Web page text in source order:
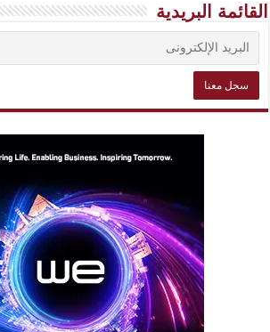
القائمة البريدية